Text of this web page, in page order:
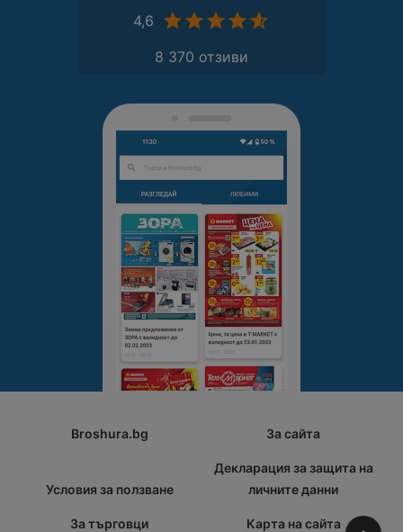
4,6
8 370 отзиви
Broshura.bg За сайта
Условия за ползване
Декларация за защита на
личните данни
За търговци Карта на сайта